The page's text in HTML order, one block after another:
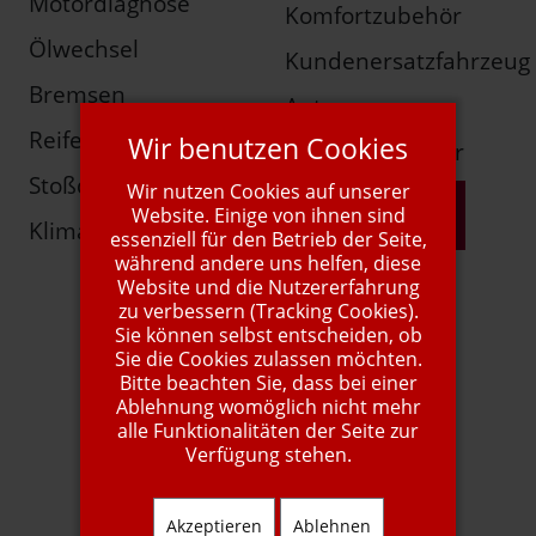
Ölwechsel
Bremsen
Reifen
Stoßdämpfer
Klimaservice
Komfortzubehör
Kundenersatzfahrzeug
Autogas
Young-/Oldtimer
mehr Info
1A Autoservice
Wir benutzen Cookies
Wir nutzen Cookies auf unserer
Website. Einige von ihnen sind
essenziell für den Betrieb der Seite,
während andere uns helfen, diese
Website und die Nutzererfahrung
zu verbessern (Tracking Cookies).
Sie können selbst entscheiden, ob
Sie die Cookies zulassen möchten.
Bitte beachten Sie, dass bei einer
Ablehnung womöglich nicht mehr
alle Funktionalitäten der Seite zur
Verfügung stehen.
Akzeptieren Ablehnen